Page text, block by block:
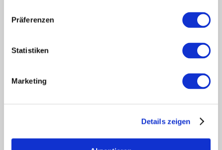
Präferenzen
Statistiken
Marketing
Details zeigen
Fachhandel
Touristik intern
Über uns
Newsletter